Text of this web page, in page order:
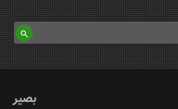
بصیر